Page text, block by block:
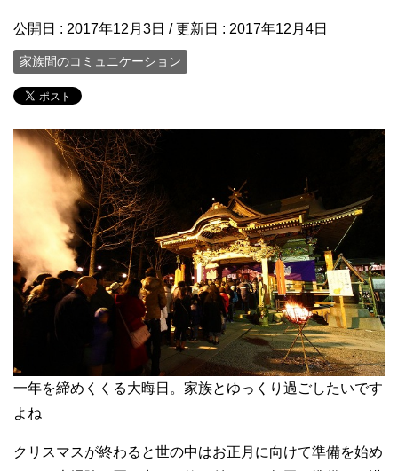
公開日 : 2017年12月3日 / 更新日 : 2017年12月4日
家族間のコミュニケーション
一年を締めくくる大晦日。家族とゆっくり過ごしたいです
よね
クリスマスが終わると世の中はお正月に向けて準備を始め